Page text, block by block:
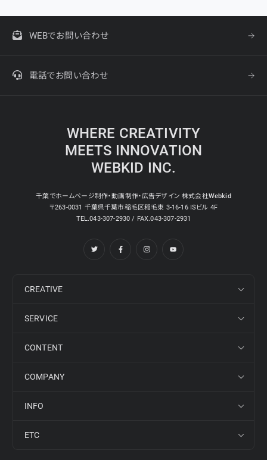
WEBでお問い合わせ
電話でお問い合わせ
WHERE CREATIVITY
MEETS INNOVATION
WEBKID INC.
千葉でホームページ制作・動画制作・広告デザイン 株式会社Webkid
〒263-0031 千葉県千葉市稲毛区稲毛東 3-16-16 ISビル 4F
TEL.043-307-2930 / FAX.043-307-2931
CREATIVE
SERVICE
CONTENT
COMPANY
INFO
ETC